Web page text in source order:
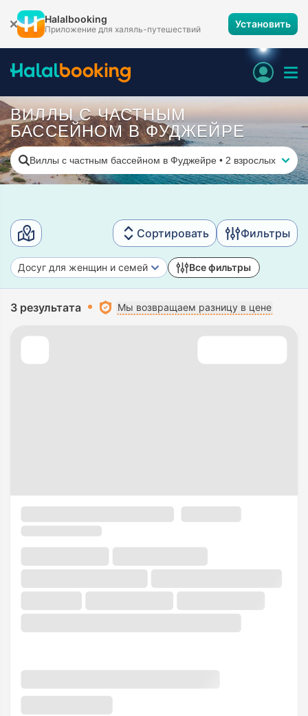
Halalbooking
Приложение для халяль-путешествий Установить
ВИЛЛЫ С ЧАСТНЫМ
БАССЕЙНОМ В ФУДЖЕЙРЕ
Виллы с частным бассейном в Фуджейре • 2 взрослых
Сортировать Фильтры
Досуг для женщин и семей Все фильтры
3 результата Мы возвращаем разницу в цене